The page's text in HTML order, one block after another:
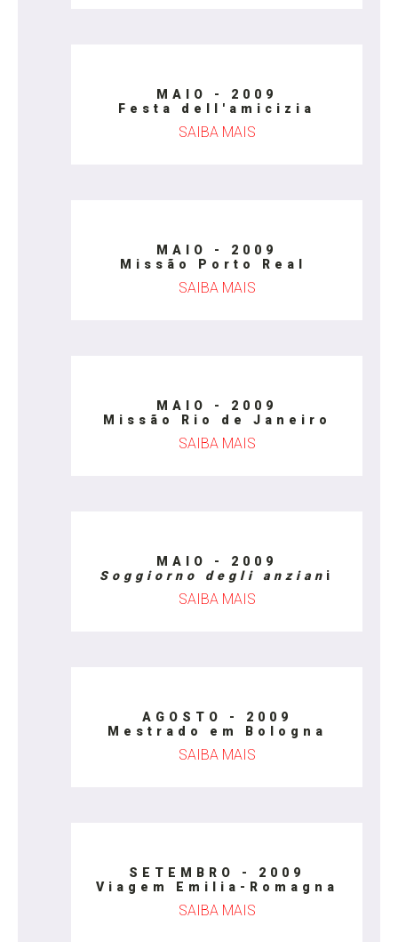
MAIO - 2009
Festa dell'amicizia
SAIBA MAIS
MAIO - 2009
Missão Porto Real
SAIBA MAIS
MAIO - 2009
Missão Rio de Janeiro
SAIBA MAIS
MAIO - 2009
Soggiorno degli anzian i
SAIBA MAIS
AGOSTO - 2009
Mestrado em Bologna
SAIBA MAIS
SETEMBRO - 2009
Viagem Emilia-Romagna
SAIBA MAIS